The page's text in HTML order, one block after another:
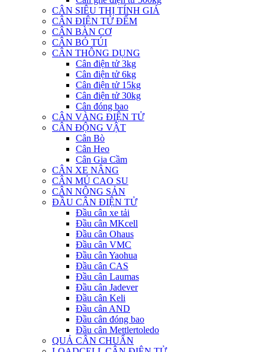
CÂN SIÊU THỊ TÍNH GIÁ
CÂN ĐIỆN TỬ ĐẾM
CÂN BÀN CƠ
CÂN BỎ TÚI
CÂN THÔNG DỤNG
Cân điện tử 3kg
Cân điện tử 6kg
Cân điện tử 15kg
Cân điện tử 30kg
Cân đóng bao
CÂN VÀNG ĐIỆN TỬ
CÂN ĐỘNG VẬT
Cân Bò
Cân Heo
Cân Gia Cầm
CÂN XE NÂNG
CÂN MỦ CAO SU
CÂN NÔNG SẢN
ĐẦU CÂN ĐIỆN TỬ
Đầu cân xe tải
Đầu cân MKcell
Đầu cân Ohaus
Đầu cân VMC
Đầu cân Yaohua
Đầu cân CAS
Đầu cân Laumas
Đầu cân Jadever
Đầu cân Keli
Đầu cân AND
Đầu cân đóng bao
Đầu cân Mettlertoledo
QUẢ CÂN CHUẨN